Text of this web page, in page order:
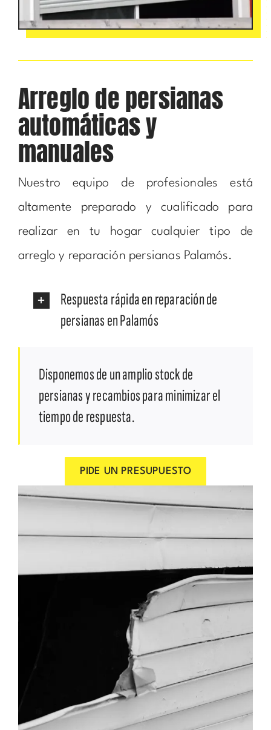
Arreglo de persianas
automáticas y
manuales
Nuestro equipo de profesionales está
altamente preparado y cualificado para
realizar en tu hogar cualquier tipo de
arreglo y reparación persianas Palamós.
Respuesta rápida en reparación de
persianas en Palamós
Disponemos de un amplio stock de
persianas y recambios para minimizar el
tiempo de respuesta.
PIDE UN PRESUPUESTO